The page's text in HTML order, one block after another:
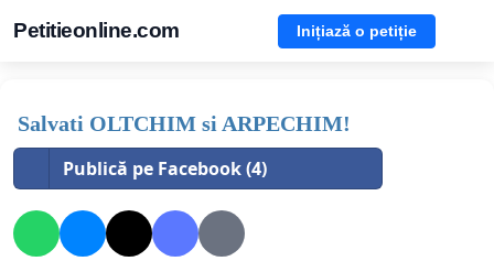
Petitieonline.com Inițiază o petiție
Salvati OLTCHIM si ARPECHIM!
Publică pe Facebook (4)